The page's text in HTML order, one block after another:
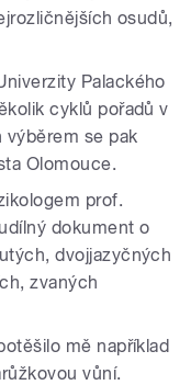
osudů,
Palackého
cyklů pořadů v
výběrem se pak
Olomouce.
prof.
dokument o
dvojjazyčných
zvaných
mě například
vůní.